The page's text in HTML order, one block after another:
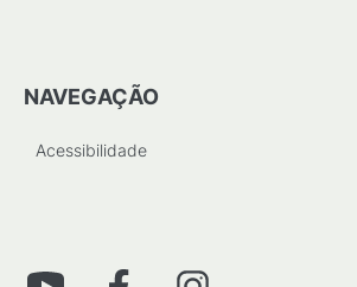
NAVEGAÇÃO
Acessibilidade